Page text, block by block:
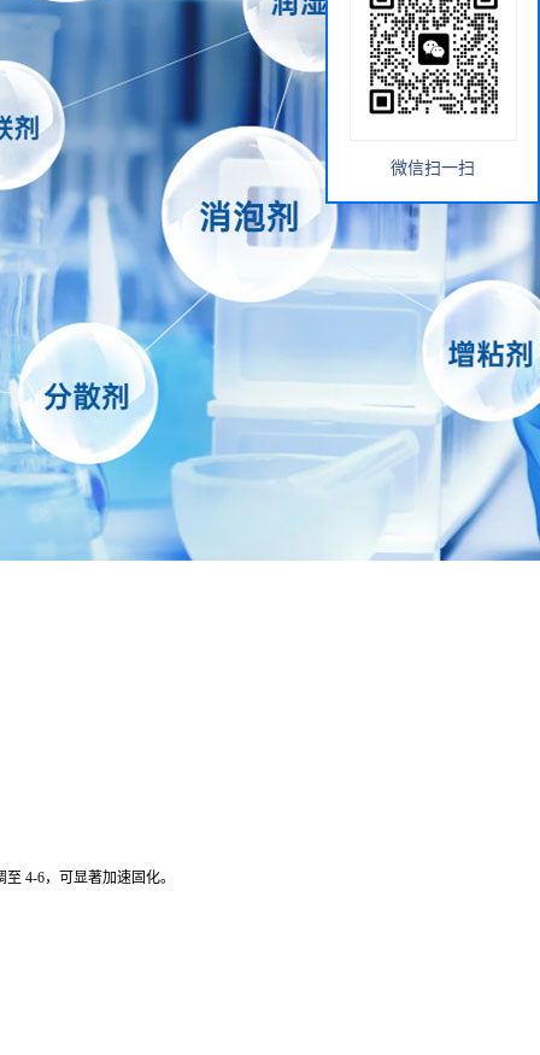
至 4-6，可显著加速固化。
微信扫一扫